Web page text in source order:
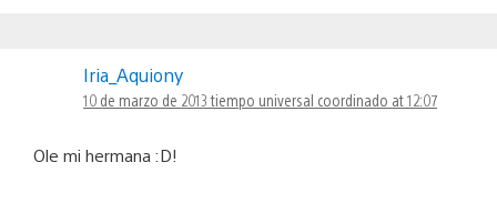
Iria_Aquiony
10 de marzo de 2013 tiempo universal coordinado at 12:07
Ole mi hermana :D!